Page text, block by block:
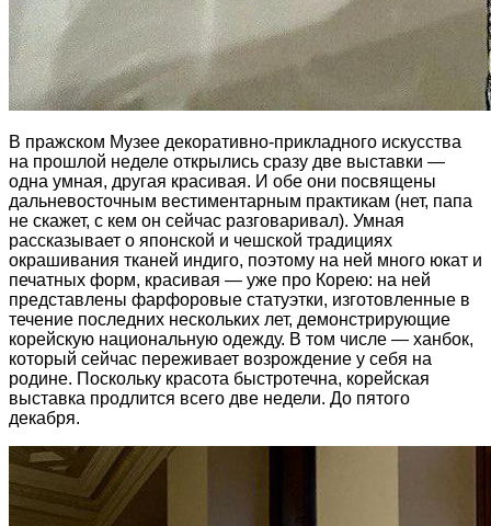
В пражском Музее декоративно-прикладного искусства
на прошлой неделе открылись сразу две выставки —
одна умная, другая красивая. И обе они посвящены
дальневосточным вестиментарным практикам (нет, папа
не скажет, с кем он сейчас разговаривал). Умная
рассказывает о японской и чешской традициях
окрашивания тканей индиго, поэтому на ней много юкат и
печатных форм, красивая — уже про Корею: на ней
представлены фарфоровые статуэтки, изготовленные в
течение последних нескольких лет, демонстрирующие
корейскую национальную одежду. В том числе — ханбок,
который сейчас переживает возрождение у себя на
родине. Поскольку красота быстротечна, корейская
выставка продлится всего две недели. До пятого
декабря.